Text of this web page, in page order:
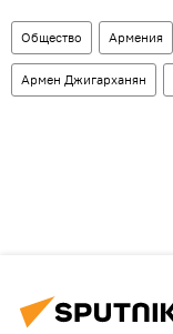
Общество Армения
Армен Джигарханян